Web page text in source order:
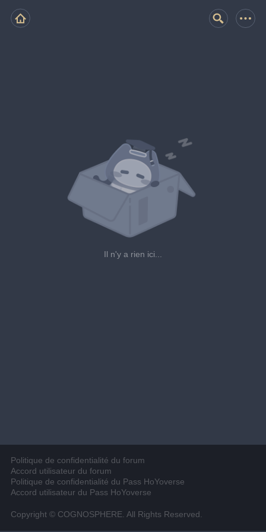
Il n'y a rien ici...
Politique de confidentialité du forum
Accord utilisateur du forum
Politique de confidentialité du Pass HoYoverse
Accord utilisateur du Pass HoYoverse
Copyright © COGNOSPHERE. All Rights Reserved.